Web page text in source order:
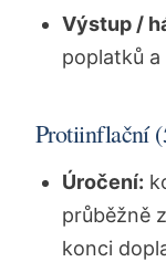
Výstup /
poplatků a
Protiinflační
Úročení:
průběžně
konci